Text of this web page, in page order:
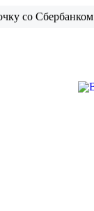
со Сбербанком